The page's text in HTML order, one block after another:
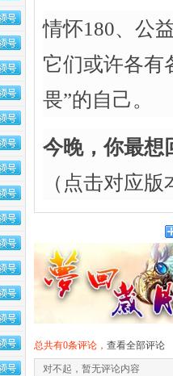
情怀180、公
它们或许各有
畏”的自己。
今晚，你最想
（点击对应
总共有0条评论， 查看全部评论
对不起，暂无评论内容